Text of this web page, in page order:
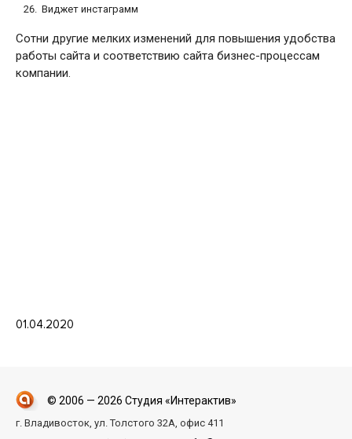
Виджет инстаграмм
Сотни другие мелких изменений для повышения удобства
работы сайта и соответствию сайта бизнес-процессам
компании.
01.04.2020
© 2006 — 2026 Студия «Интерактив»
г. Владивосток, ул. Толстого 32А, офис 411